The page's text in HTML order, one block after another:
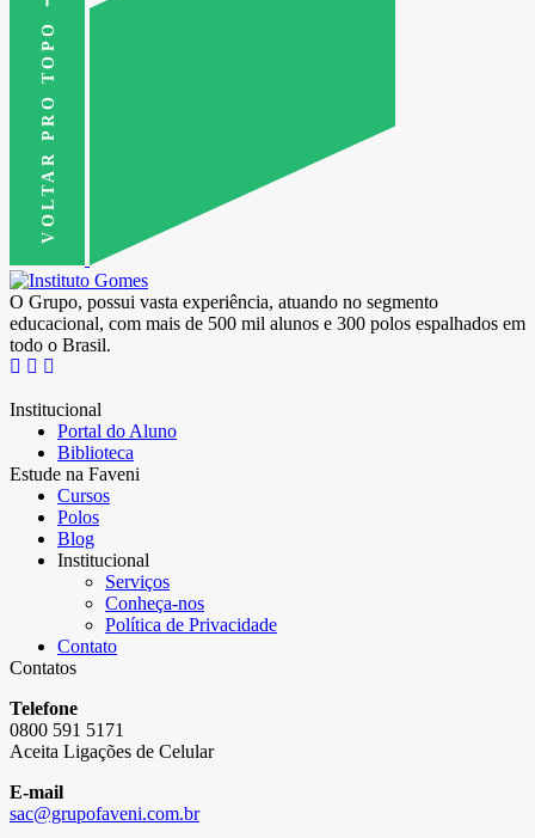
VOLTAR PRO TOPO
O Grupo, possui vasta experiência, atuando no segmento
educacional, com mais de 500 mil alunos e 300 polos espalhados em
todo o Brasil.
Institucional
Portal do Aluno
Biblioteca
Estude na Faveni
Cursos
Polos
Blog
Institucional
Serviços
Conheça-nos
Política de Privacidade
Contato
Contatos
Telefone
0800 591 5171
Aceita Ligações de Celular
E-mail
sac@grupofaveni.com.br